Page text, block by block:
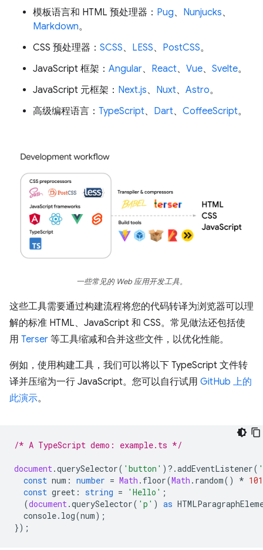
模板语言和 HTML 预处理器： Pug、 Nunjucks、
Markdown。
CSS 预处理器： SCSS、 LESS、 PostCSS。
JavaScript 框架： Angular、 React、 Vue、 Svelte。
JavaScript 元框架： Next.js、 Nuxt、 Astro。
高级编程语言： TypeScript、 Dart、 CoffeeScript。
一些常见的 Web 应用开发工具。
这些工具需要通过构建流程将您的代码转译为浏览器可以理
解的标准 HTML、JavaScript 和 CSS。常见做法还包括使
用 Terser 等工具缩减和合并这些文件，以优化性能。
例如，使用构建工具，我们可以将以下 TypeScript 文件转
译并压缩为一行 JavaScript。您可以自行试用 GitHub 上的
此演示。
/* A TypeScript demo: example.ts */
document.querySelector( 'button' ) ? .addEventListener(
const num : number = Math . floor(Math . random() * 101
const greet : string = 'Hello' ;
(document.querySelector( 'p' ) as
console. log(num);
});